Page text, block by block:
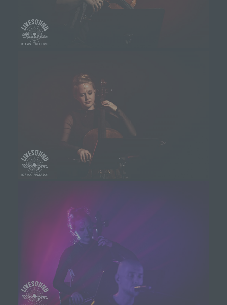
Benutzer unserer Internetseite wiederzuerkennen.
Zweck dieser Wiedererkennung ist es, den
Nutzern die Verwendung unserer Internetseite zu
erleichtern. Der Benutzer einer Internetseite, die
Cookies verwendet, muss beispielsweise nicht bei
Internetseite und dem auf dem Computersystem
des Benutzers abgelegten Cookie übernommen
wird. Ein weiteres Beispiel ist das Cookie eines
Warenkorbes im Online-Shop. Der Online-Shop
merkt sich die Artikel, die ein Kunde in den
virtuellen Warenkorb gelegt hat, über ein Cookie.
Die betroffene Person kann die Setzung von
Cookies durch unsere Internetseite jederzeit
mittels einer entsprechenden Einstellung des
genutzten Internetbrowsers verhindern und damit
andere Softwareprogramme gelöscht werden. Dies
ist in allen gängigen Internetbrowsern möglich.
Deaktiviert die betroffene Person die Setzung von
Cookies in dem genutzten Internetbrowser, sind
unter Umständen nicht alle Funktionen unserer
Internetseite vollumfänglich nutzbar.
Erfassung von allgemeinen Daten und
Informationen